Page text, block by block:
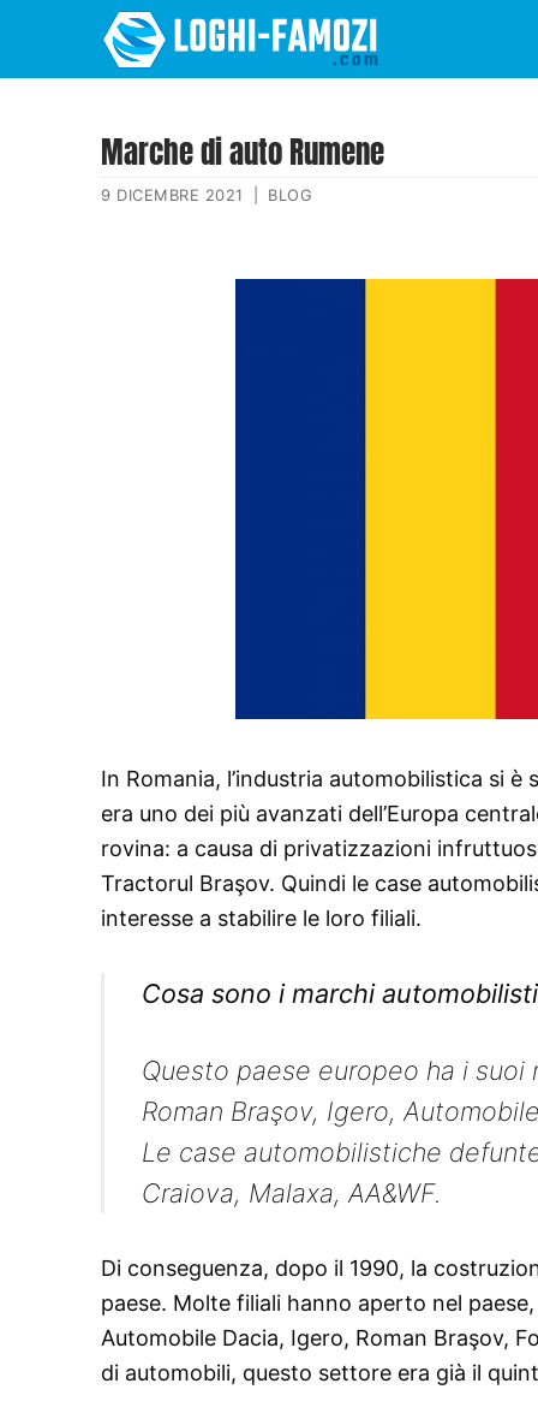
Marche di auto Rumene
9 DICEMBRE 2021 BLOG
In Romania, l’industria automobilistica si
era uno dei più avanzati dell’Europa
rovina: a causa di privatizzazioni
Tractorul Braşov. Quindi le case
interesse a stabilire le loro filiali.
Cosa sono i marchi
Questo paese europeo ha i
Roman Braşov, Igero,
Le case automobilistiche
Craiova, Malaxa, AA&WF.
Di conseguenza, dopo il 1990, la
paese. Molte filiali hanno aperto nel
Automobile Dacia, Igero, Roman Braşov,
di automobili, questo settore era già il